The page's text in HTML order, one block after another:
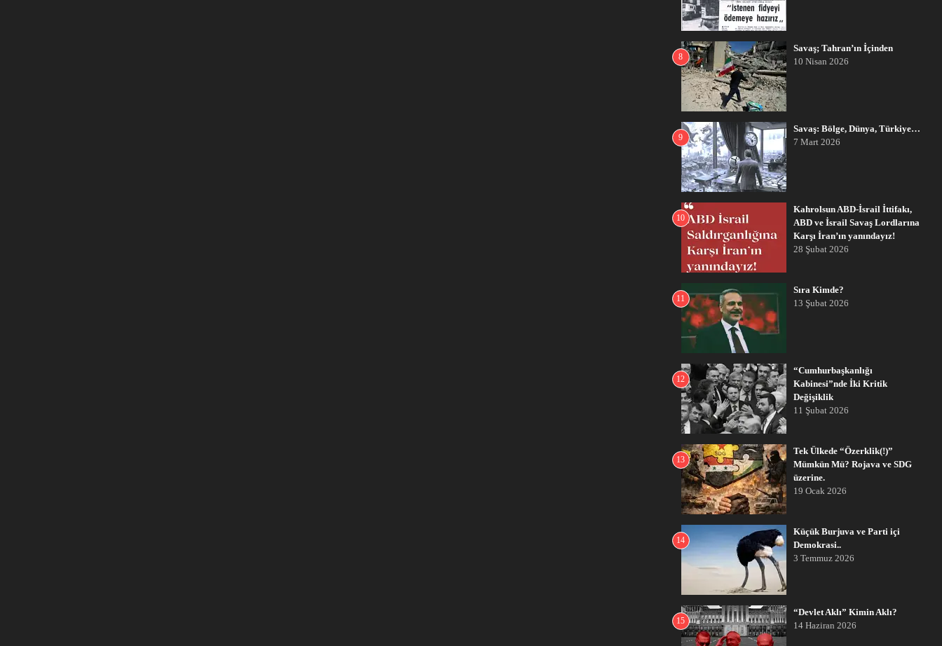
8
Savaş; Tahran’ın İçinden
10 Nisan 2026
9
Savaş: Bölge, Dünya, Türkiye…
7 Mart 2026
10
Kahrolsun ABD-İsrail İttifakı,
ABD ve İsrail Savaş Lordlarına
Karşı İran’ın yanındayız!
28 Şubat 2026
11
Sıra Kimde?
13 Şubat 2026
12
“Cumhurbaşkanlığı
Kabinesi”nde İki Kritik
Değişiklik
11 Şubat 2026
13
Tek Ülkede “Özerklik(!)”
Mümkün Mü? Rojava ve SDG
üzerine.
19 Ocak 2026
14
Küçük Burjuva ve Parti içi
Demokrasi..
3 Temmuz 2026
15
“Devlet Aklı” Kimin Aklı?
14 Haziran 2026